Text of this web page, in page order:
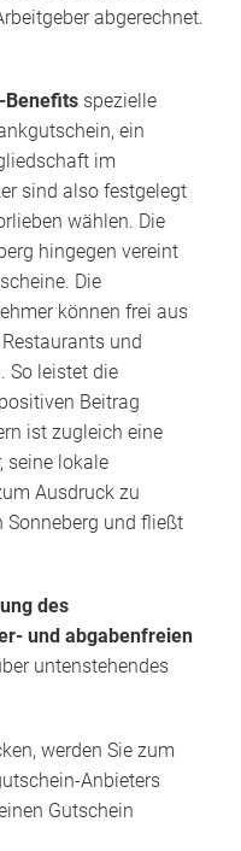
abgerechnet.
Benefits spezielle
ein
im
sind also festgelegt
wählen. Die
hingegen vereint
Die
können frei aus
und
So leistet die
Beitrag
ist zugleich eine
seine lokale
Ausdruck zu
Sonneberg und fließt
des
und abgabenfreien
untenstehendes
werden Sie zum
Anbieters
Gutschein